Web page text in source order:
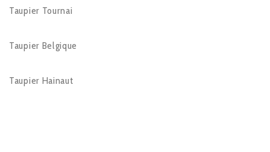
Taupier Tournai
Taupier Belgique
Taupier Hainaut